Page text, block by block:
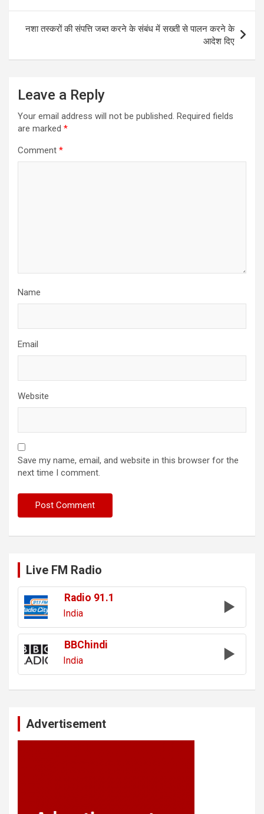
नशा तस्करों की संपत्ति जब्त करने के संबंध में सख्ती से पालन करने के
आदेश दिए
Leave a Reply
Your email address will not be published. Required fields
are marked *
Comment *
Name
Email
Website
Save my name, email, and website in this browser for the
next time I comment.
Live FM Radio
Radio 91.1
India
BBChindi
India
Advertisement